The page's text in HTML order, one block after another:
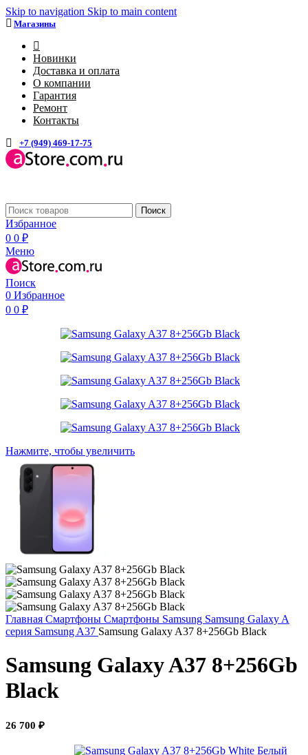
Skip to navigation Skip to main content
Магазины
Новинки
Доставка и оплата
О компании
Гарантия
Ремонт
Контакты
+7 (949) 469-17-75
Поиск
Избранное
0 0 ₽
Меню
Поиск
0 Избранное
0 0 ₽
Нажмите, чтобы увеличить
Главная Смартфоны Смартфоны Samsung Samsung Galaxy A
серия Samsung A37 Samsung Galaxy A37 8+256Gb Black
Samsung Galaxy A37 8+256Gb
Black
26 700 ₽
Белый